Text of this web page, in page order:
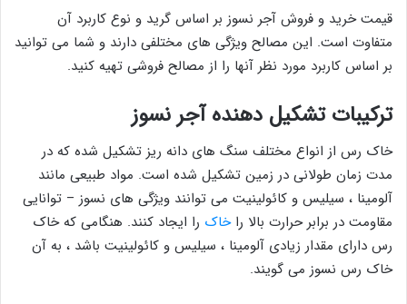
قیمت خرید و فروش آجر نسوز بر اساس گرید و نوع کاربرد آن
متفاوت است. این مصالح ویژگی های مختلفی دارند و شما می توانید
بر اساس کاربرد مورد نظر آنها را از مصالح فروشی تهیه کنید.
ترکیبات تشکیل دهنده آجر نسوز
خاک رس از انواع مختلف سنگ های دانه ریز تشکیل شده که در
مدت زمان طولانی در زمین تشکیل شده است. مواد طبیعی مانند
آلومینا ، سیلیس و کائولینیت می توانند ویژگی های نسوز – توانایی
مقاومت در برابر حرارت بالا راخاک را ایجاد کنند. هنگامی که خاک
رس دارای مقدار زیادی آلومینا ، سیلیس و کائولینیت باشد ، به آن
خاک رس نسوز می گویند.